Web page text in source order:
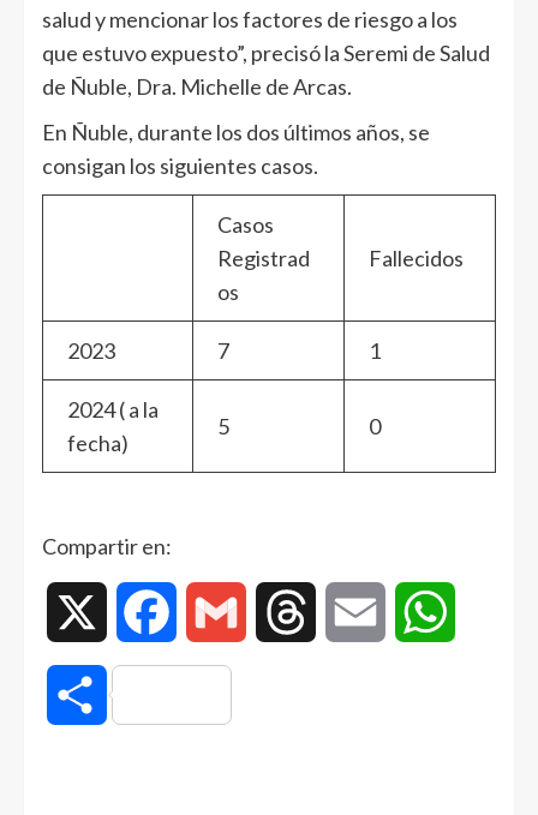
salud y mencionar los factores de riesgo a los
que estuvo expuesto”, precisó la Seremi de Salud
de Ñuble, Dra. Michelle de Arcas.
En Ñuble, durante los dos últimos años, se
consigan los siguientes casos.
Casos
Registrad
os
Fallecidos
2023 7 1
2024 ( a la
fecha)
5 0
Compartir en:
Facebook Gmail Threads Email
Compartir